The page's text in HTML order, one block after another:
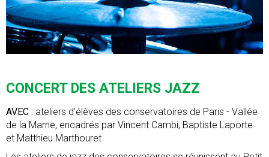
CONCERT DES ATELIERS JAZZ
AVEC : ateliers d’élèves des conservatoires de Paris - Vallée
de la Marne, encadrés par Vincent Cambi, Baptiste Laporte
et Matthieu Marthouret